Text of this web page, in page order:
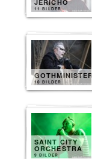
JERICHO
11 BILDER
GOTHMINISTER
10 BILDER
SAINT CITY
ORCHESTRA
9 BILDER